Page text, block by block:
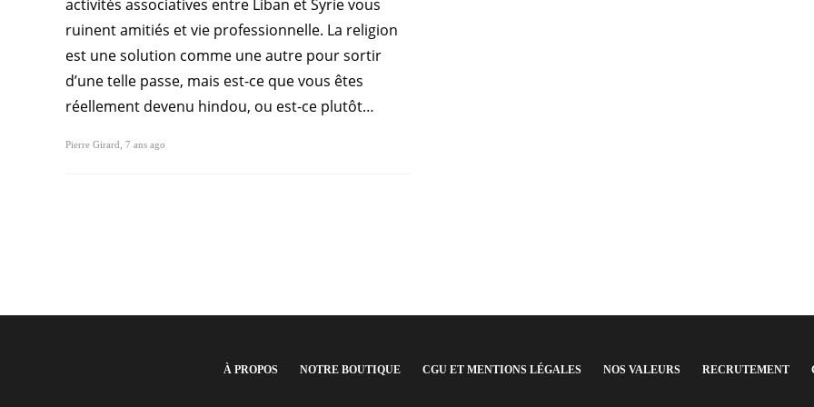
activités associatives entre Liban et Syrie vous
ruinent amitiés et vie professionnelle. La religion
est une solution comme une autre pour sortir
d’une telle passe, mais est-ce que vous êtes
réellement devenu hindou, ou est-ce plutôt…
Pierre Girard 7 ans ago
À PROPOS NOTRE BOUTIQUE CGU ET MENTIONS LÉGALES NOS VALEURS RECRUTEMENT